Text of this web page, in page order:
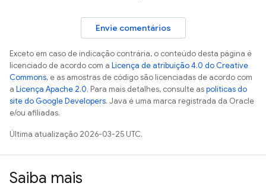
Envie comentários
Exceto em caso de indicação contrária, o conteúdo desta página é
licenciado de acordo com a Licença de atribuição 4.0 do Creative
Commons, e as amostras de código são licenciadas de acordo com
a Licença Apache 2.0. Para mais detalhes, consulte aspolíticas do
site do Google Developers. Java é uma marca registrada da Oracle
e/ou afiliadas.
Última atualização 2026-03-25 UTC.
Saiba mais